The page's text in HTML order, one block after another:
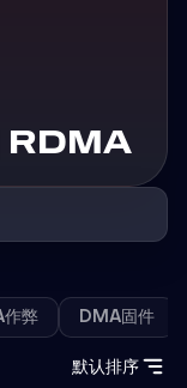
RDMA游
弊 DMA固件
默认排序